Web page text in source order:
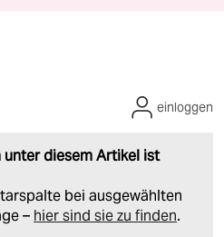
diesem Artikel ist
bei ausgewählten
– hier sind sie zu finden.
einloggen